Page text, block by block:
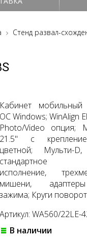
Стенд развал-
Кабинет мобильный
OС Windows; WinAlign
Photo/Video опция;
21.5" с
цветной; Мульти-
стандартное
исполнение,
мишени,
зажима; Круги
Артикул: WA560/22LE-
В наличии